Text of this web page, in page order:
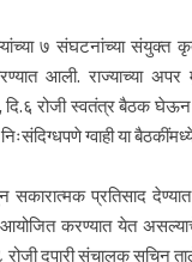
७ संघटनांच्या संयुक्त
आली. राज्याच्या
रोजी स्वतंत्र बैठक घेऊन
ग्वाही या
सकारात्मक प्रतिसाद
करण्यात येत
रोजी दुपारी संचालक सचिन